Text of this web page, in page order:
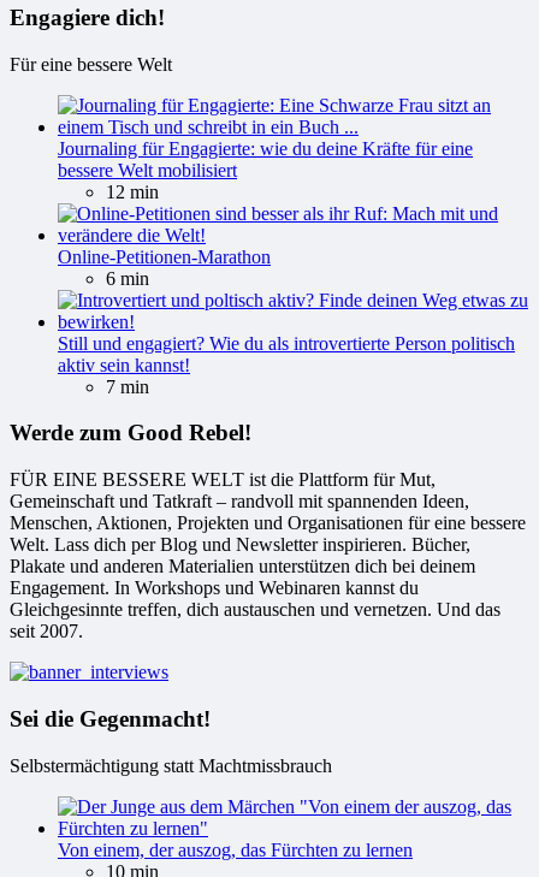
Engagiere dich!
Für eine bessere Welt
Journaling für Engagierte: wie du deine Kräfte für eine
bessere Welt mobilisiert
12 min
Online-Petitionen-Marathon
6 min
Still und engagiert? Wie du als introvertierte Person politisch
aktiv sein kannst!
7 min
Werde zum Good Rebel!
FÜR EINE BESSERE WELT ist die Plattform für Mut,
Gemeinschaft und Tatkraft – randvoll mit spannenden Ideen,
Menschen, Aktionen, Projekten und Organisationen für eine bessere
Welt. Lass dich per Blog und Newsletter inspirieren. Bücher,
Plakate und anderen Materialien unterstützen dich bei deinem
Engagement. In Workshops und Webinaren kannst du
Gleichgesinnte treffen, dich austauschen und vernetzen. Und das
seit 2007.
Sei die Gegenmacht!
Selbstermächtigung statt Machtmissbrauch
Von einem, der auszog, das Fürchten zu lernen
10 min